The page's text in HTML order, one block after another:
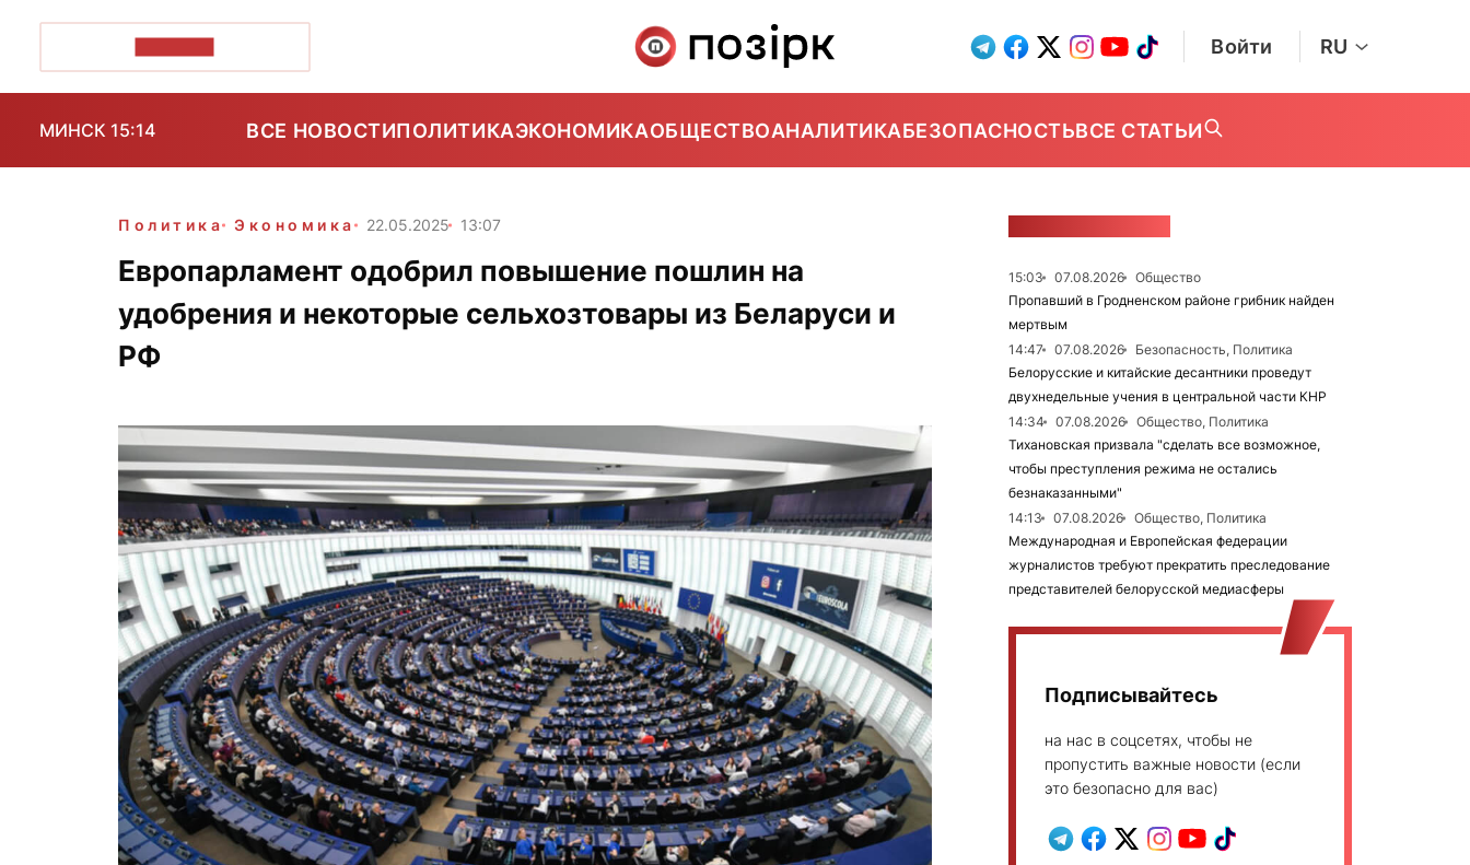
Войти RU
МИНСК 15:14 ВСЕ НОВОСТИПОЛИТИКАЭКОНОМИКАОБЩЕСТВОАНАЛИТИКАБЕЗОПАСНОСТЬВСЕ СТАТЬИ
Политика Экономика 22.05.2025 13:07
Европарламент одобрил повышение пошлин на
удобрения и некоторые сельхозтовары из Беларуси и
РФ
15:03 07.08.2026
Общество
Пропавший в Гродненском районе грибник найден
мертвым
14:47
07.08.2026
Безопасность, Политика
Белорусские и китайские десантники проведут
двухнедельные учения в центральной части КНР
14:34
07.08.2026
Общество, Политика
Тихановская призвала "сделать все возможное,
чтобы преступления режима не остались
безнаказанными"
14:13
07.08.2026
Общество, Политика
Международная и Европейская федерации
журналистов требуют прекратить преследование
представителей белорусской медиасферы
Подписывайтесь
на нас в соцсетях, чтобы не
пропустить важные новости (если
это безопасно для вас)